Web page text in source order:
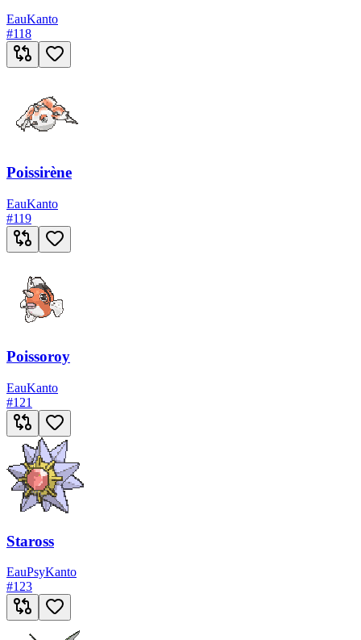
EauKanto
#118
Poissirène
EauKanto
#119
Poissoroy
EauKanto
#121
Staross
EauPsyKanto
#123